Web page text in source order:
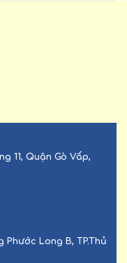
11, Quận Gò Vấp,
Phước Long B, TP.Thủ